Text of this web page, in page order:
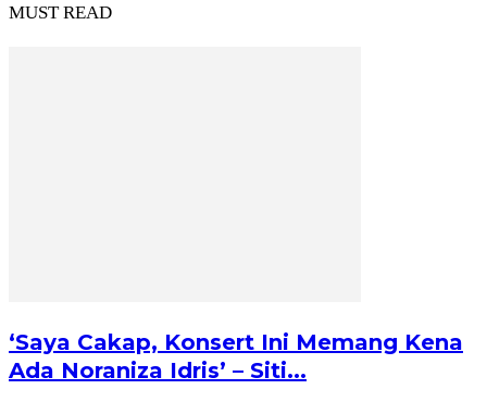
MUST READ
‘Saya Cakap, Konsert Ini Memang Kena
Ada Noraniza Idris’ – Siti...